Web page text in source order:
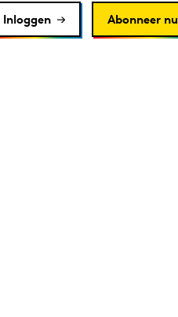
Inloggen Abonneer nu